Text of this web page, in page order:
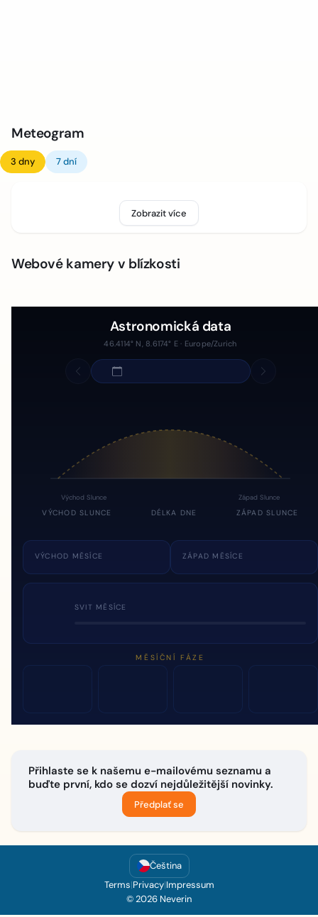
Meteogram
3 dny 7 dní
Zobrazit více
Webové kamery v blízkosti
Astronomická data
46.4114° N, 8.6174° E · Europe/Zurich
Východ Slunce Západ Slunce
VÝCHOD SLUNCE DÉLKA DNE ZÁPAD SLUNCE
VÝCHOD MĚSÍCE ZÁPAD MĚSÍCE
SVIT MĚSÍCE
MĚSÍČNÍ FÁZE
Přihlaste se k našemu e-mailovému seznamu a
buďte první, kdo se dozví nejdůležitější novinky.
Předplať se
Čeština
Terms|Privacy|Impressum
© 2026 Neverin